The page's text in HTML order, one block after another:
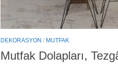
DEKORASYON / MUTFAK
Mutfak Dolapları,